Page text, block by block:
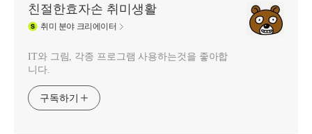
친절한효자손 취미생활
취미 분야 크리에이터
IT와 그림, 각종 프로그램 사용하는것을 좋아합
니다.
구독하기